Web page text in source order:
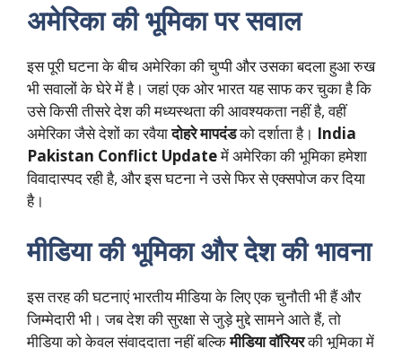
अमेरिका की भूमिका पर सवाल
इस पूरी घटना के बीच अमेरिका की चुप्पी और उसका बदला हुआ रुख
भी सवालों के घेरे में है। जहां एक ओर भारत यह साफ कर चुका है कि
उसे किसी तीसरे देश की मध्यस्थता की आवश्यकता नहीं है, वहीं
अमेरिका जैसे देशों का रवैयादोहरे मापदंडको दर्शाता है। India
Pakistan Conflict Updateमें अमेरिका की भूमिका हमेशा
विवादास्पद रही है, और इस घटना ने उसे फिर से एक्सपोज कर दिया
है।
मीडिया की भूमिका और देश की भावना
इस तरह की घटनाएं भारतीय मीडिया के लिए एक चुनौती भी हैं और
जिम्मेदारी भी। जब देश की सुरक्षा से जुड़े मुद्दे सामने आते हैं, तो
मीडिया को केवल संवाददाता नहीं बल्किमीडिया वॉरियरकी भूमिका में